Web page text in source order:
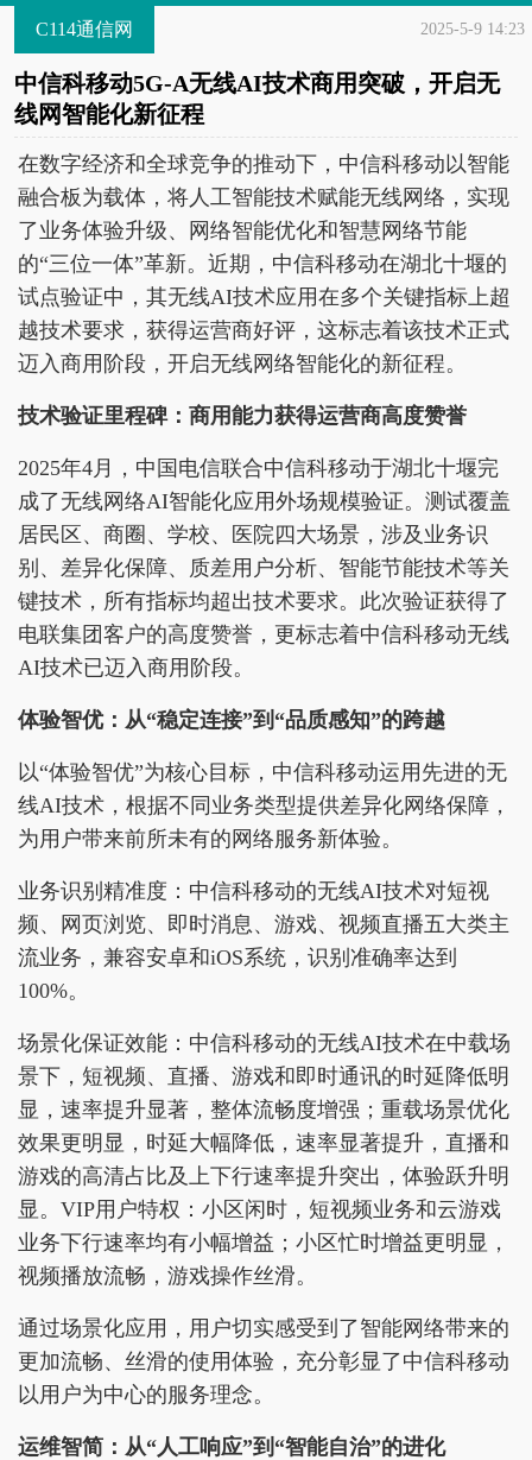
C114通信网 2025-5-9 14:23
中信科移动5G-A无线AI技术商用突破，开启无
线网智能化新征程
在数字经济和全球竞争的推动下，中信科移动以智能
融合板为载体，将人工智能技术赋能无线网络，实现
了业务体验升级、网络智能优化和智慧网络节能
的“三位一体”革新。近期，中信科移动在湖北十堰的
试点验证中，其无线AI技术应用在多个关键指标上超
越技术要求，获得运营商好评，这标志着该技术正式
迈入商用阶段，开启无线网络智能化的新征程。
技术验证里程碑：商用能力获得运营商高度赞誉
2025年4月，中国电信联合中信科移动于湖北十堰完
成了无线网络AI智能化应用外场规模验证。测试覆盖
居民区、商圈、学校、医院四大场景，涉及业务识
别、差异化保障、质差用户分析、智能节能技术等关
键技术，所有指标均超出技术要求。此次验证获得了
电联集团客户的高度赞誉，更标志着中信科移动无线
AI技术已迈入商用阶段。
体验智优：从“稳定连接”到“品质感知”的跨越
以“体验智优”为核心目标，中信科移动运用先进的无
线AI技术，根据不同业务类型提供差异化网络保障，
为用户带来前所未有的网络服务新体验。
业务识别精准度：中信科移动的无线AI技术对短视
频、网页浏览、即时消息、游戏、视频直播五大类主
流业务，兼容安卓和iOS系统，识别准确率达到
100%。
场景化保证效能：中信科移动的无线AI技术在中载场
景下，短视频、直播、游戏和即时通讯的时延降低明
显，速率提升显著，整体流畅度增强；重载场景优化
效果更明显，时延大幅降低，速率显著提升，直播和
游戏的高清占比及上下行速率提升突出，体验跃升明
显。VIP用户特权：小区闲时，短视频业务和云游戏
业务下行速率均有小幅增益；小区忙时增益更明显，
视频播放流畅，游戏操作丝滑。
通过场景化应用，用户切实感受到了智能网络带来的
更加流畅、丝滑的使用体验，充分彰显了中信科移动
以用户为中心的服务理念。
运维智简：从“人工响应”到“智能自治”的进化